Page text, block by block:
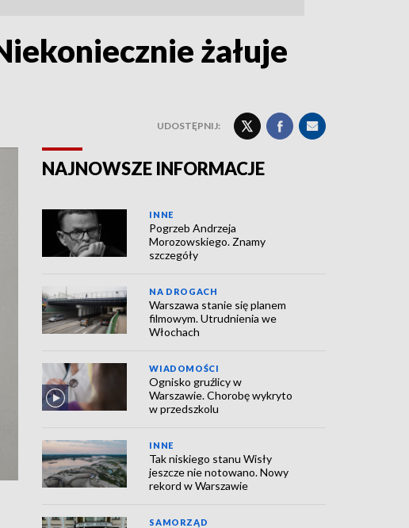
żałuje
UDOSTĘPNIJ:
NAJNOWSZE INFORMACJE
INNE
Pogrzeb Andrzeja
Morozowskiego. Znamy
szczegóły
NA DROGACH
Warszawa stanie się planem
filmowym. Utrudnienia we
Włochach
WIADOMOŚCI
Ognisko gruźlicy w
Warszawie. Chorobę wykryto
w przedszkolu
INNE
Tak niskiego stanu Wisły
jeszcze nie notowano. Nowy
rekord w Warszawie
SAMORZĄD